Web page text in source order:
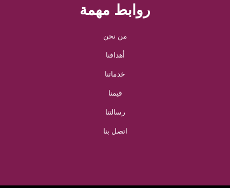
روابط مهمة
من نحن
أهدافنا
خدماتنا
قيمنا
رسالتنا
اتصل بنا